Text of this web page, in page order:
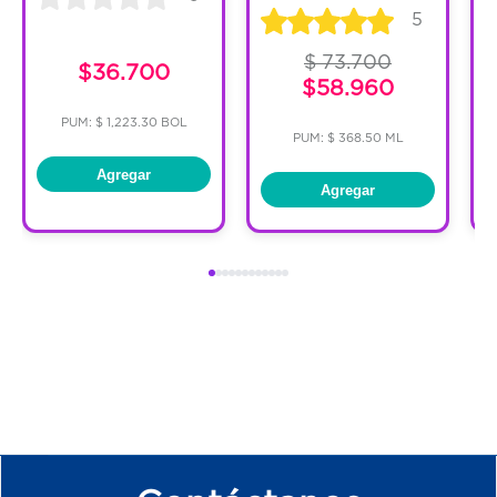
$36.700
PUM: $ 1,223.30 BOL
Agregar
5
$ 73.700
$58.960
PUM: $ 368.50 ML
Agregar